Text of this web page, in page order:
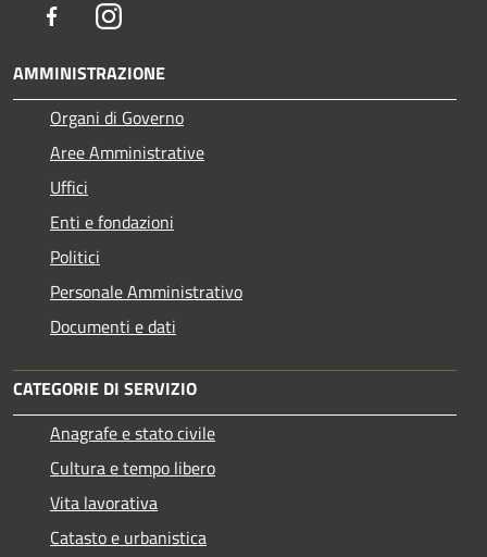
FacebookInstagram
AMMINISTRAZIONE
Organi di Governo
Aree Amministrative
Uffici
Enti e fondazioni
Politici
Personale Amministrativo
Documenti e dati
CATEGORIE DI SERVIZIO
Anagrafe e stato civile
Cultura e tempo libero
Vita lavorativa
Catasto e urbanistica